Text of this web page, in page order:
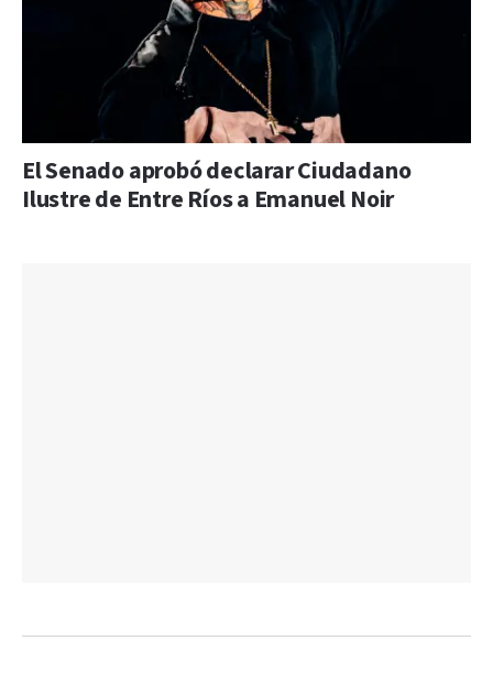
El Senado aprobó declarar Ciudadano
Ilustre de Entre Ríos a Emanuel Noir